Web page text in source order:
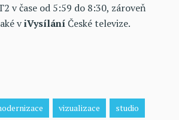
v čase od 5:59 do 8:30, zároveň
viVysíláníČeské televize.
vizualizace
studio